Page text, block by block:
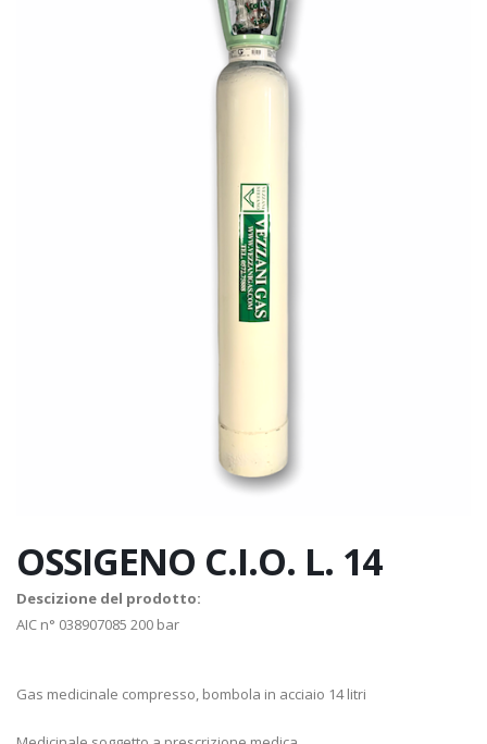
OSSIGENO C.I.O. L. 14
Descizione del prodotto:
AIC n° 038907085 200 bar
Gas medicinale compresso, bombola in acciaio 14 litri